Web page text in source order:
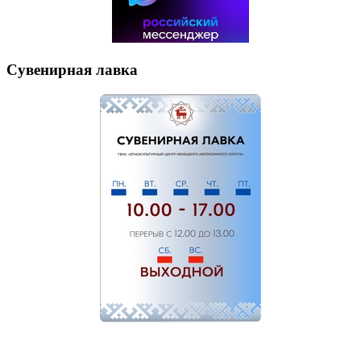
Сувенирная лавка